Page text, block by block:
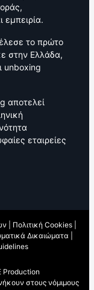
εμπειρία.
το πρώτο
στην Ελλάδα,
unboxing
αποτελεί
εταιρείες
Πολιτική Cookies
Δικαιώματα
Production
στους νόμιμους